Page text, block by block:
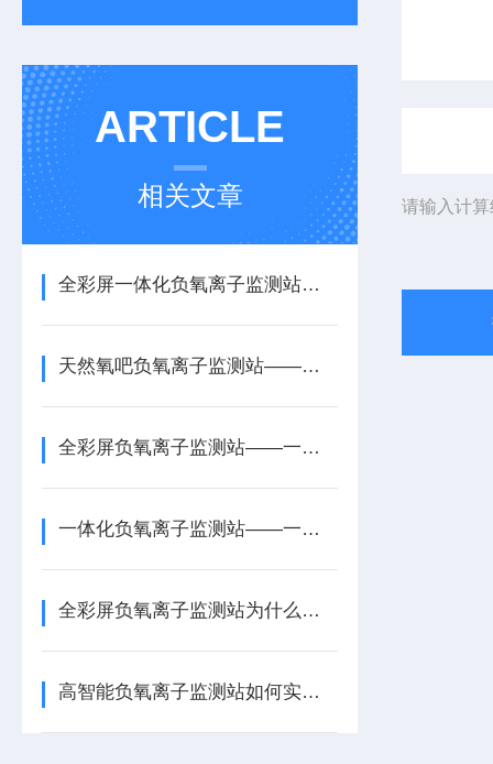
ARTICLE
相关文章
全彩屏一体化负氧离子监测站—一款简洁规整的科研型负离子监测系统2026+送
天然氧吧负氧离子监测站——一款灵活切换的天然氧吧监测站2026+派+送
全彩屏负氧离子监测站——一款多维度的天然氧吧负氧离子监测设备2026+派+送
一体化负氧离子监测站——一款精准捕捉的高智能负氧离子监测站2026+派+送
全彩屏负氧离子监测站为什么适合景区数据可视化展示
高智能负氧离子监测站如何实现全天候无人自主监测
请输入计